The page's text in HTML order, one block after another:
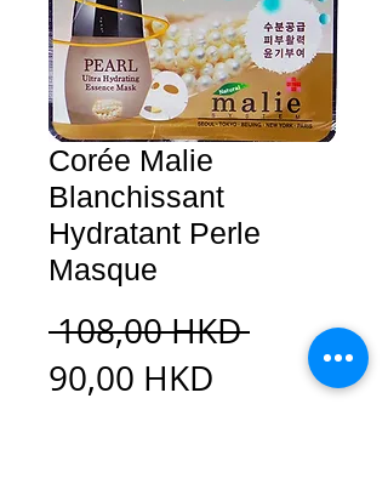
Corée Malie
Blanchissant
Hydratant Perle
Masque
108,00 HKD Prix
original
90,00 HKD